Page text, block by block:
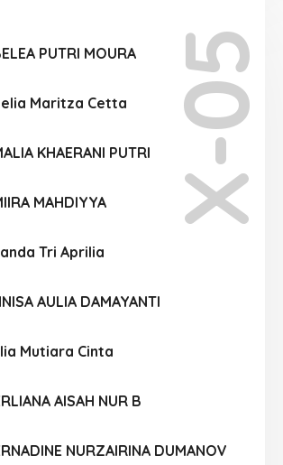
X-05
PUTRI MOURA
Maritza Cetta
KHAERANI PUTRI
MAHDIYYA
Tri Aprilia
AULIA DAMAYANTI
Mutiara Cinta
AISAH NUR B
NURZAIRINA DUMANOV